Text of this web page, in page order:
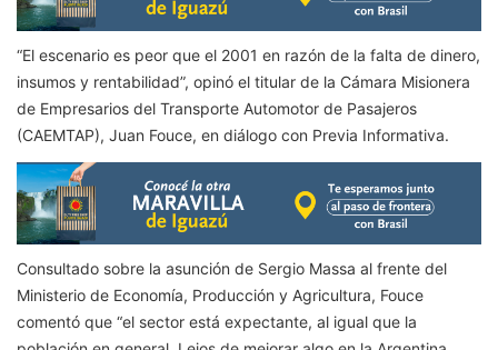
“El escenario es peor que el 2001 en razón de la falta de dinero,
insumos y rentabilidad”, opinó el titular de la Cámara Misionera
de Empresarios del Transporte Automotor de Pasajeros
(CAEMTAP), Juan Fouce, en diálogo con Previa Informativa.
Consultado sobre la asunción de Sergio Massa al frente del
Ministerio de Economía, Producción y Agricultura, Fouce
comentó que “el sector está expectante, al igual que la